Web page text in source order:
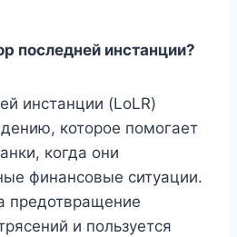
последней инстанции?
инстанции (LoLR)
которое помогает
когда они
финансовые ситуации.
предотвращение
и пользуется